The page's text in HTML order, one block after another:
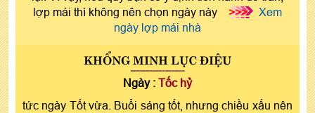
lợp mái thì không nên chọn ngày này
>>>
Xem
ngày lợp mái nhà
KHỔNG MINH LỤC ĐIỆU
Ngày : Tốc hỷ
tức ngày Tốt vừa. Buổi sáng tốt, nhưng chiều xấu nên